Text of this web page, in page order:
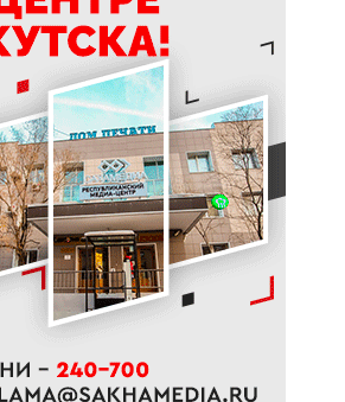
августа
Топ-10 новостей: ливень в
Якутске, алмазный кластер и
топливо в Южной Якутии
В районах Якутии полностью
освободили от воды
подтопленные территории
Якутяне могут подать заявку
на главную просветительскую
премию страны
госслужащих в России